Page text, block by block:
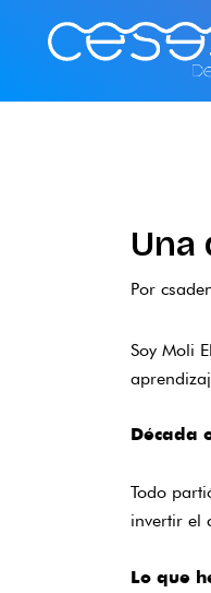
Una
Por
Soy Moli
Década
Todo
invertir el
Lo que